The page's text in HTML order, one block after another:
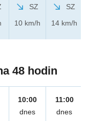
SZ
10 km/h
SZ
14 km/h
48 hodin
10:00
dnes
11:00
dnes